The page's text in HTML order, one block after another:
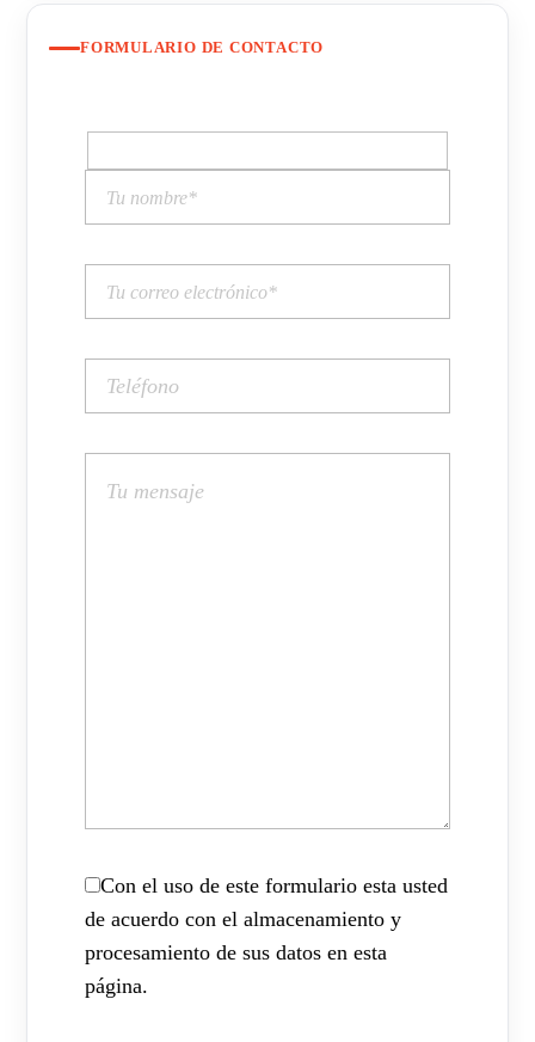
FORMULARIO DE CONTACTO
Con el uso de este formulario esta usted
de acuerdo con el almacenamiento y
procesamiento de sus datos en esta
página.